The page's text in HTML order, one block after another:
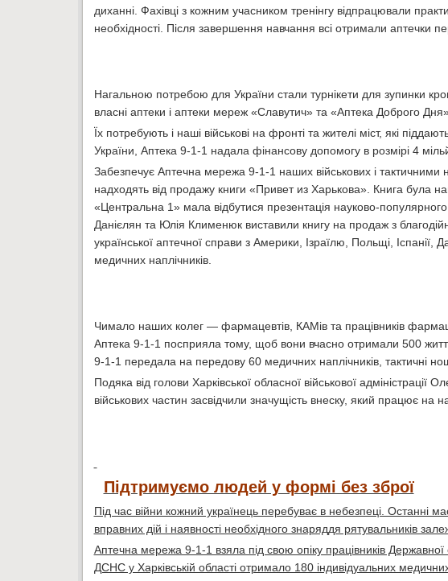
диханні. Фахівці з кожним учасником тренінгу відпрацювали
необхідності. Після завершення навчання всі отримали аптечки
Нагальною потребою для України стали турнікети для зупинки
власні аптеки і аптеки мереж «Славутич» та «Аптека Доброго Дня»
Їх потребують і наші військові на фронті та жителі міст, які
України, Аптека 9-1-1 надала фінансову допомогу в розмірі 4
Забезпечує Аптечна мережа 9-1-1 наших військових і тактичними
надходять від продажу книги «Привет из Харькова». Книга була
«Центральна 1» мала відбутися презентація науково-популярного
Данієлян та Юлія Клименюк виставили книгу на продаж з
української аптечної справи з Америки, Ізраїлю, Польщі, Іспанії,
медичних наплічників.
Чимало наших колег — фармацевтів, КАМів та працівників
Аптека 9-1-1 посприяла тому, щоб вони вчасно отримали 500
9-1-1 передала на передову 60 медичних наплічників, тактичні
Подяка від голови Харківської обласної військової
військових частин засвідчили значущість внеску, який працює на
Підтримуємо людей у формі без зброї
Під час війни кожний українець перебуває в небезпеці. Останні
вправних дій і наявності необхідного знаряддя рятувальників
Аптечна мережа 9-1-1 взяла під свою опіку працівників
ДСНС у Харківській області отримало 180 індивідуальних